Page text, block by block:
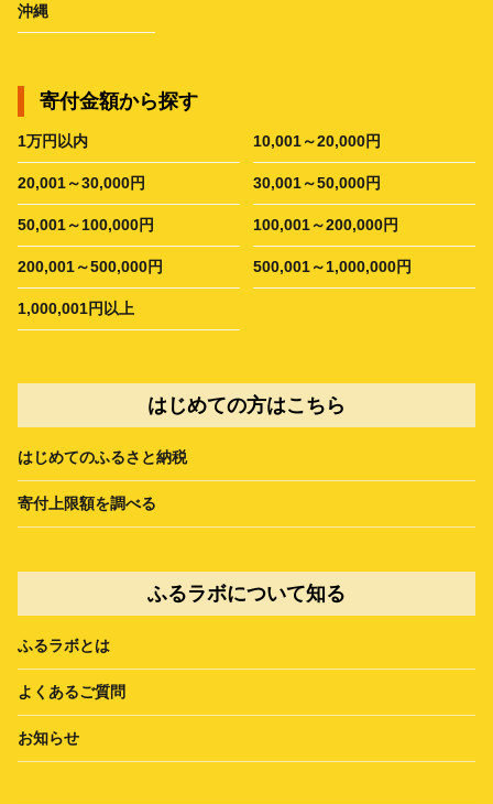
沖縄
寄付金額から探す
1万円以内 10,001～20,000円
20,001～30,000円 30,001～50,000円
50,001～100,000円 100,001～200,000円
200,001～500,000円 500,001～1,000,000円
1,000,001円以上
はじめての方はこちら
はじめてのふるさと納税
寄付上限額を調べる
ふるラボについて知る
ふるラボとは
よくあるご質問
お知らせ